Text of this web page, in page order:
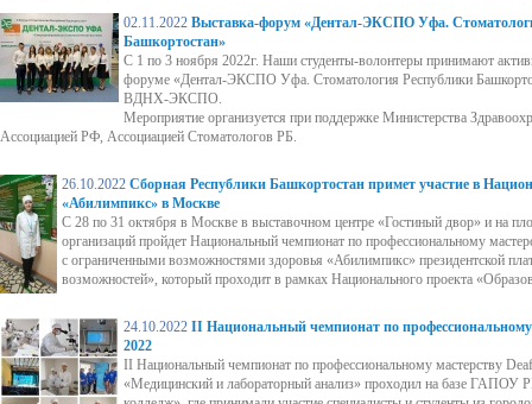
02.11.2022 Выставка-форум «Дентал-ЭКСПО Уфа.
Башкортостан»
С 1 по 3 ноября 2022г. Наши студенты-волонтеры принимают
форуме «Дентал-ЭКСПО Уфа. Стоматология Республики
ВДНХ-ЭКСПО.
Мероприятие организуется при поддержке Министерства
Ассоциацией РФ, Ассоциацией Стоматологов РБ.
26.10.2022 Сборная Республики Башкортостан примет участие в
«Абилимпикс» в Москве
С 28 по 31 октября в Москве в выставочном центре «Гостиный двор» и на
организаций пройдет Национальный чемпионат по профессиональному
с ограниченными возможностями здоровья «Абилимпикс» президентской
возможностей», который проходит в рамках Национального проекта
24.10.2022 II Национальный чемпионат по профессиональному
2022
II Национальный чемпионат по профессиональному мастерству
«Медицинский и лабораторный анализ» проходил на базе ГАПОУ